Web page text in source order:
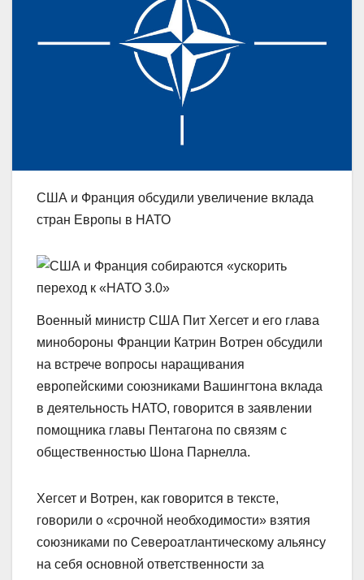
США и Франция обсудили увеличение вклада
стран Европы в НАТО
Военный министр США Пит Хегсет и его глава
минобороны Франции Катрин Вотрен обсудили
на встрече вопросы наращивания
европейскими союзниками Вашингтона вклада
в деятельность НАТО, говорится в заявлении
помощника главы Пентагона по связям с
общественностью Шона Парнелла.
Хегсет и Вотрен, как говорится в тексте,
говорили о «срочной необходимости» взятия
союзниками по Североатлантическому альянсу
на себя основной ответственности за